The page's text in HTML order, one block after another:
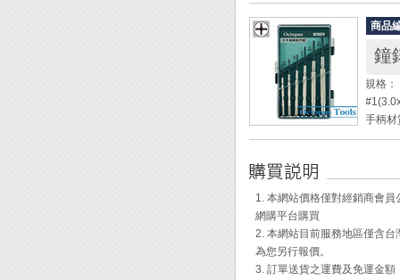
特色
◎ 計
◎ 清
設定。
◎ 時
定，
行設
3. 約
4. 鱷
◆ 主
1. 戒
或金
1. 在
◆ 珠寶
◆ 玻
◆ 附
商品
鐘
規格
手柄
鑽孔
子時
◆ 廣泛
1. 本網站價格僅對經銷商會
網購平台購買
2. 本網站目前服務地區僅含
為您另行報價。
3. 訂單送貨之運費及免運金